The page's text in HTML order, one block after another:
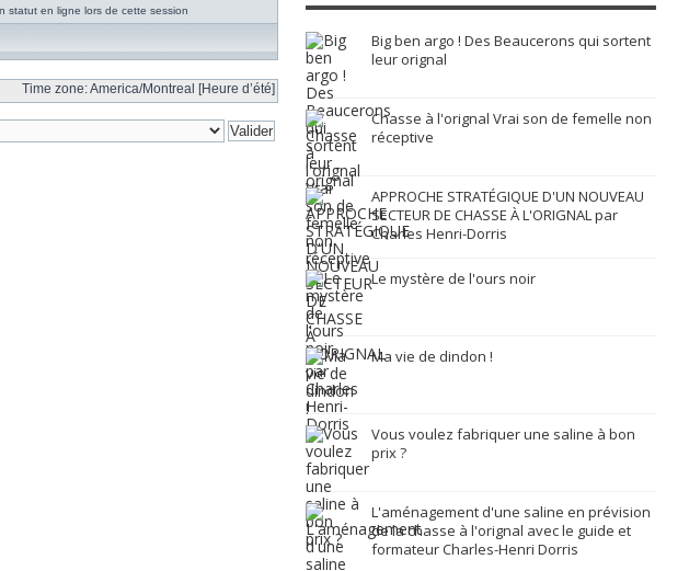
statut en ligne lors de cette session
Time zone: America/Montreal [Heure d’été]
Big ben argo ! Des Beaucerons qui sortent
leur orignal
Chasse à l'orignal Vrai son de femelle non
réceptive
APPROCHE STRATÉGIQUE D'UN NOUVEAU
SECTEUR DE CHASSE À L'ORIGNAL par
Charles Henri-Dorris
Le mystère de l'ours noir
Ma vie de dindon !
Vous voulez fabriquer une saline à bon
prix ?
L'aménagement d'une saline en prévision
de la chasse à l'orignal avec le guide et
formateur Charles-Henri Dorris